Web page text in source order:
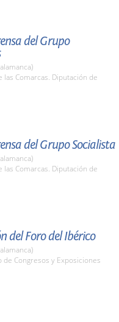
del Grupo
las Comarcas. Diputación de
del Grupo Socialista
las Comarcas. Diputación de
del Foro del Ibérico
de Congresos y Exposiciones